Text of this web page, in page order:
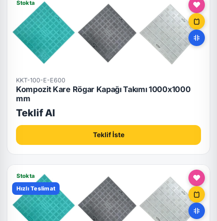
Stokta
KKT-100-E-E600
Kompozit Kare Rögar Kapağı Takımı 1000x1000
mm
Teklif Al
Teklif İste
Stokta
Hızlı Teslimat